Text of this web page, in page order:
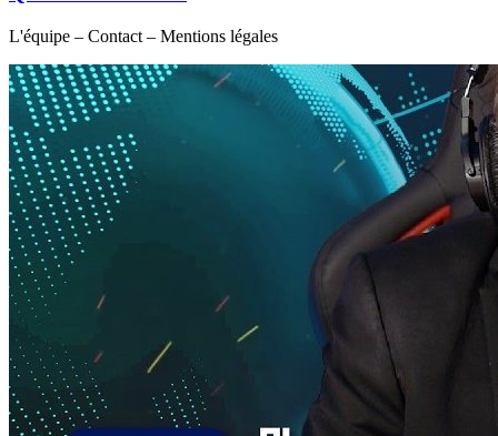
L'équipe – Contact – Mentions légales